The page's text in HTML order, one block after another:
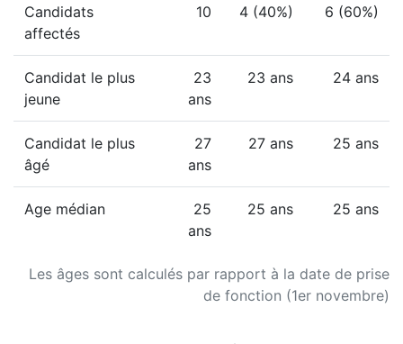
Les âges sont calculés par rapport à la date de prise
de fonction (1er novembre)
Candidats
affectés
10 4 (40%) 6 (60%)
Candidat le plus
jeune
23
ans
23 ans 24 ans
Candidat le plus
âgé
27
ans
27 ans 25 ans
Age médian
25
ans
25 ans 25 ans